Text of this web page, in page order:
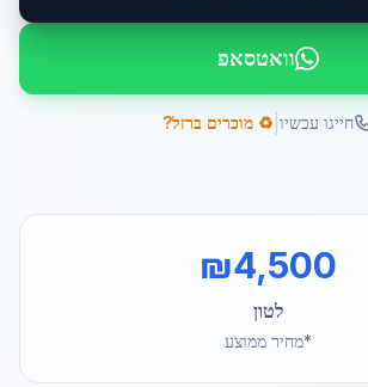
וואטסאפ
חייגו עכשיו ♻️ מוכרים ברזל?
₪4,500
לטון
*מחיר ממוצע